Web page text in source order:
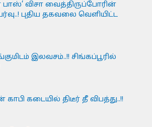
பாஸ்’ விசா வைத்திருப்போரின்
புதிய தகவலை வெளியிட்ட
இலவசம்..!! சிங்கப்பூரில்
காபி கடையில் திடீர் தீ விபத்து..!!